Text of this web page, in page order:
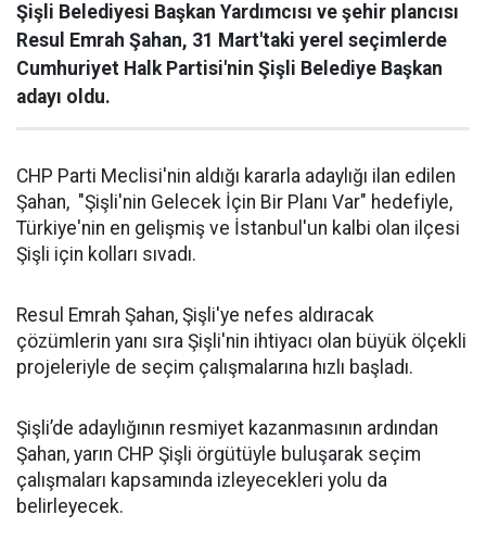
Şişli Belediyesi Başkan Yardımcısı ve şehir plancısı
Resul Emrah Şahan, 31 Mart'taki yerel seçimlerde
Cumhuriyet Halk Partisi'nin Şişli Belediye Başkan
adayı oldu.
CHP Parti Meclisi'nin aldığı kararla adaylığı ilan edilen
Şahan, "Şişli'nin Gelecek İçin Bir Planı Var" hedefiyle,
Türkiye'nin en gelişmiş ve İstanbul'un kalbi olan ilçesi
Şişli için kolları sıvadı.
Resul Emrah Şahan, Şişli'ye nefes aldıracak
çözümlerin yanı sıra Şişli'nin ihtiyacı olan büyük ölçekli
projeleriyle de seçim çalışmalarına hızlı başladı.
Şişli’de adaylığının resmiyet kazanmasının ardından
Şahan, yarın CHP Şişli örgütüyle buluşarak seçim
çalışmaları kapsamında izleyecekleri yolu da
belirleyecek.